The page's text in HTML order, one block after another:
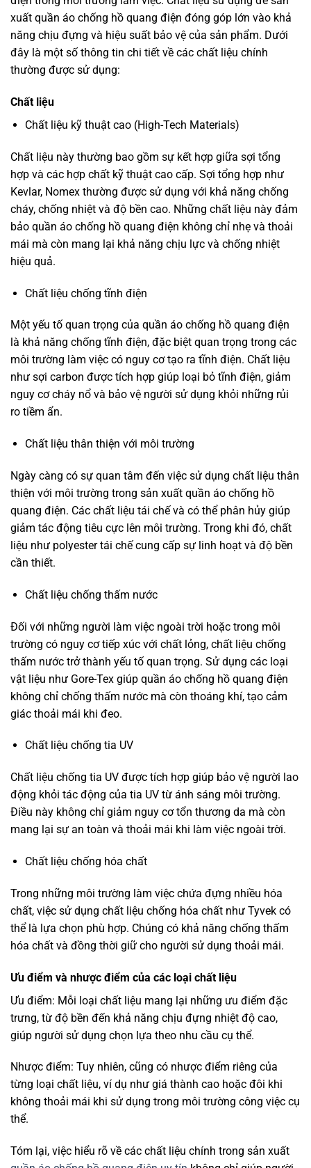
xuất quần áo chống hồ quang điện đóng góp lớn vào khả
năng chịu đựng và hiệu suất bảo vệ của sản phẩm. Dưới
đây là một số thông tin chi tiết về các chất liệu chính
thường được sử dụng:
Chất liệu
Chất liệu kỹ thuật cao (High-Tech Materials)
Chất liệu này thường bao gồm sự kết hợp giữa sợi tổng
hợp và các hợp chất kỹ thuật cao cấp. Sợi tổng hợp như
Kevlar, Nomex thường được sử dụng với khả năng chống
cháy, chống nhiệt và độ bền cao. Những chất liệu này đảm
bảo quần áo chống hồ quang điện không chỉ nhẹ và thoải
mái mà còn mang lại khả năng chịu lực và chống nhiệt
hiệu quả.
Chất liệu chống tĩnh điện
Một yếu tố quan trọng của quần áo chống hồ quang điện
là khả năng chống tĩnh điện, đặc biệt quan trọng trong các
môi trường làm việc có nguy cơ tạo ra tĩnh điện. Chất liệu
như sợi carbon được tích hợp giúp loại bỏ tĩnh điện, giảm
nguy cơ cháy nổ và bảo vệ người sử dụng khỏi những rủi
ro tiềm ẩn.
Chất liệu thân thiện với môi trường
Ngày càng có sự quan tâm đến việc sử dụng chất liệu thân
thiện với môi trường trong sản xuất quần áo chống hồ
quang điện. Các chất liệu tái chế và có thể phân hủy giúp
giảm tác động tiêu cực lên môi trường. Trong khi đó, chất
liệu như polyester tái chế cung cấp sự linh hoạt và độ bền
cần thiết.
Chất liệu chống thấm nước
Đối với những người làm việc ngoài trời hoặc trong môi
trường có nguy cơ tiếp xúc với chất lỏng, chất liệu chống
thấm nước trở thành yếu tố quan trọng. Sử dụng các loại
vật liệu như Gore-Tex giúp quần áo chống hồ quang điện
không chỉ chống thấm nước mà còn thoáng khí, tạo cảm
giác thoải mái khi đeo.
Chất liệu chống tia UV
Chất liệu chống tia UV được tích hợp giúp bảo vệ người lao
động khỏi tác động của tia UV từ ánh sáng môi trường.
Điều này không chỉ giảm nguy cơ tổn thương da mà còn
mang lại sự an toàn và thoải mái khi làm việc ngoài trời.
Chất liệu chống hóa chất
Trong những môi trường làm việc chứa đựng nhiều hóa
chất, việc sử dụng chất liệu chống hóa chất như Tyvek có
thể là lựa chọn phù hợp. Chúng có khả năng chống thấm
hóa chất và đồng thời giữ cho người sử dụng thoải mái.
Ưu điểm và nhược điểm của các loại chất liệu
Ưu điểm: Mỗi loại chất liệu mang lại những ưu điểm đặc
trưng, từ độ bền đến khả năng chịu đựng nhiệt độ cao,
giúp người sử dụng chọn lựa theo nhu cầu cụ thể.
Nhược điểm: Tuy nhiên, cũng có nhược điểm riêng của
từng loại chất liệu, ví dụ như giá thành cao hoặc đôi khi
không thoải mái khi sử dụng trong môi trường công việc cụ
thể.
Tóm lại, việc hiểu rõ về các chất liệu chính trong sản xuất